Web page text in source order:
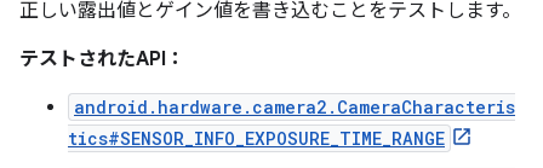
正しい露出値とゲイン値を書き込むことをテストします。
テストされたAPI：
android.hardware.camera2.CameraCharacteris
tics#SENSOR_INFO_EXPOSURE_TIME_RANGE